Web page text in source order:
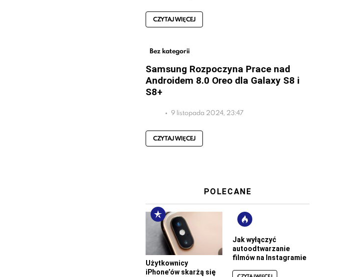
CZYTAJ WIĘCEJ
Bez kategorii
Samsung Rozpoczyna Prace nad
Androidem 8.0 Oreo dla Galaxy S8 i
S8+
9 listopada 2024, 23:47
CZYTAJ WIĘCEJ
POLECANE
Użytkownicy
iPhone’ów skarżą się
Jak wyłączyć
autoodtwarzanie
filmów na Instagramie